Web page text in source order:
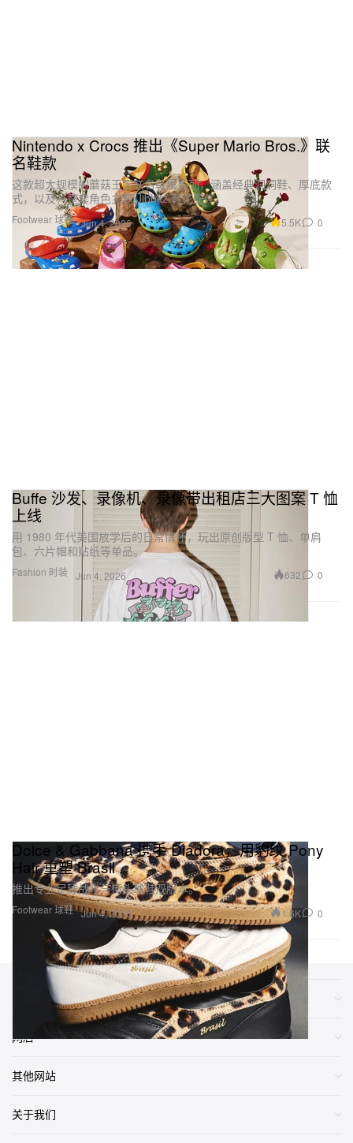
Footwear 球鞋
Nintendo x Crocs 推出《Super Mario Bros.》联
名鞋款
这款超大规模的蘑菇王国联名鞋履系列，涵盖经典洞洞鞋、厚底款
式，以及一整套角色主题 Jibbitz 鞋花配件。
Jun 4, 2026 5.5K 0
Fashion 时装
Buffe 沙发、录像机、录像带出租店三大图案 T 恤
上线
用 1980 年代美国放学后的日常情怀，玩出原创版型 T 恤、单肩
包、六片帽和贴纸等单品。
Jun 4, 2026 632 0
Footwear 球鞋
Dolce & Gabbana 携手 Diadora，用豹纹 Pony
Hair 重塑 Brasil
推出专业足球战靴与街头球鞋双版本。
Jun 4, 2026 1.6K 0
网店
其他网站
关于我们